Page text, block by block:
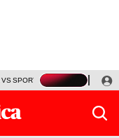
SPORT BOYS JORGE